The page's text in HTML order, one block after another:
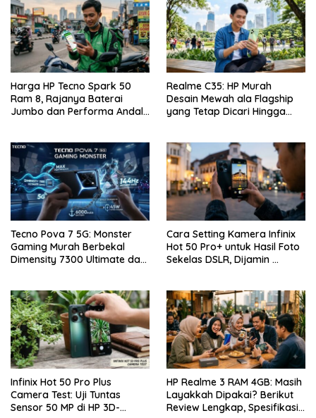
Harga HP Tecno Spark 50
Ram 8, Rajanya Baterai
Jumbo dan Performa Andal
Realme C35: HP Murah
Desain Mewah ala Flagship
yang Tetap Dicari Hingga
Tecno Pova 7 5G: Monster
Gaming Murah Berbekal
Dimensity 7300 Ultimate dan
Cara Setting Kamera Infinix
Hot 50 Pro+ untuk Hasil Foto
Sekelas DSLR, Dijamin …
Infinix Hot 50 Pro Plus
Camera Test: Uji Tuntas
Sensor 50 MP di HP 3D-
HP Realme 3 RAM 4GB: Masih
Layakkah Dipakai? Berikut
Review Lengkap, Spesifikasi,